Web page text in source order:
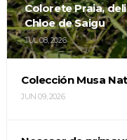
Colorete Praia,
Chloe de Saigu
JUL 08, 2026
Colección Musa
JUN 09, 2026